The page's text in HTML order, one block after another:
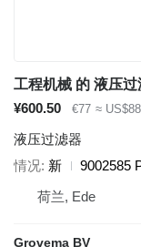
工程机械 的 液压
¥600.50
€77 ≈
液压过滤器
情况 新
9002585
荷兰, Ede
Grovema BV